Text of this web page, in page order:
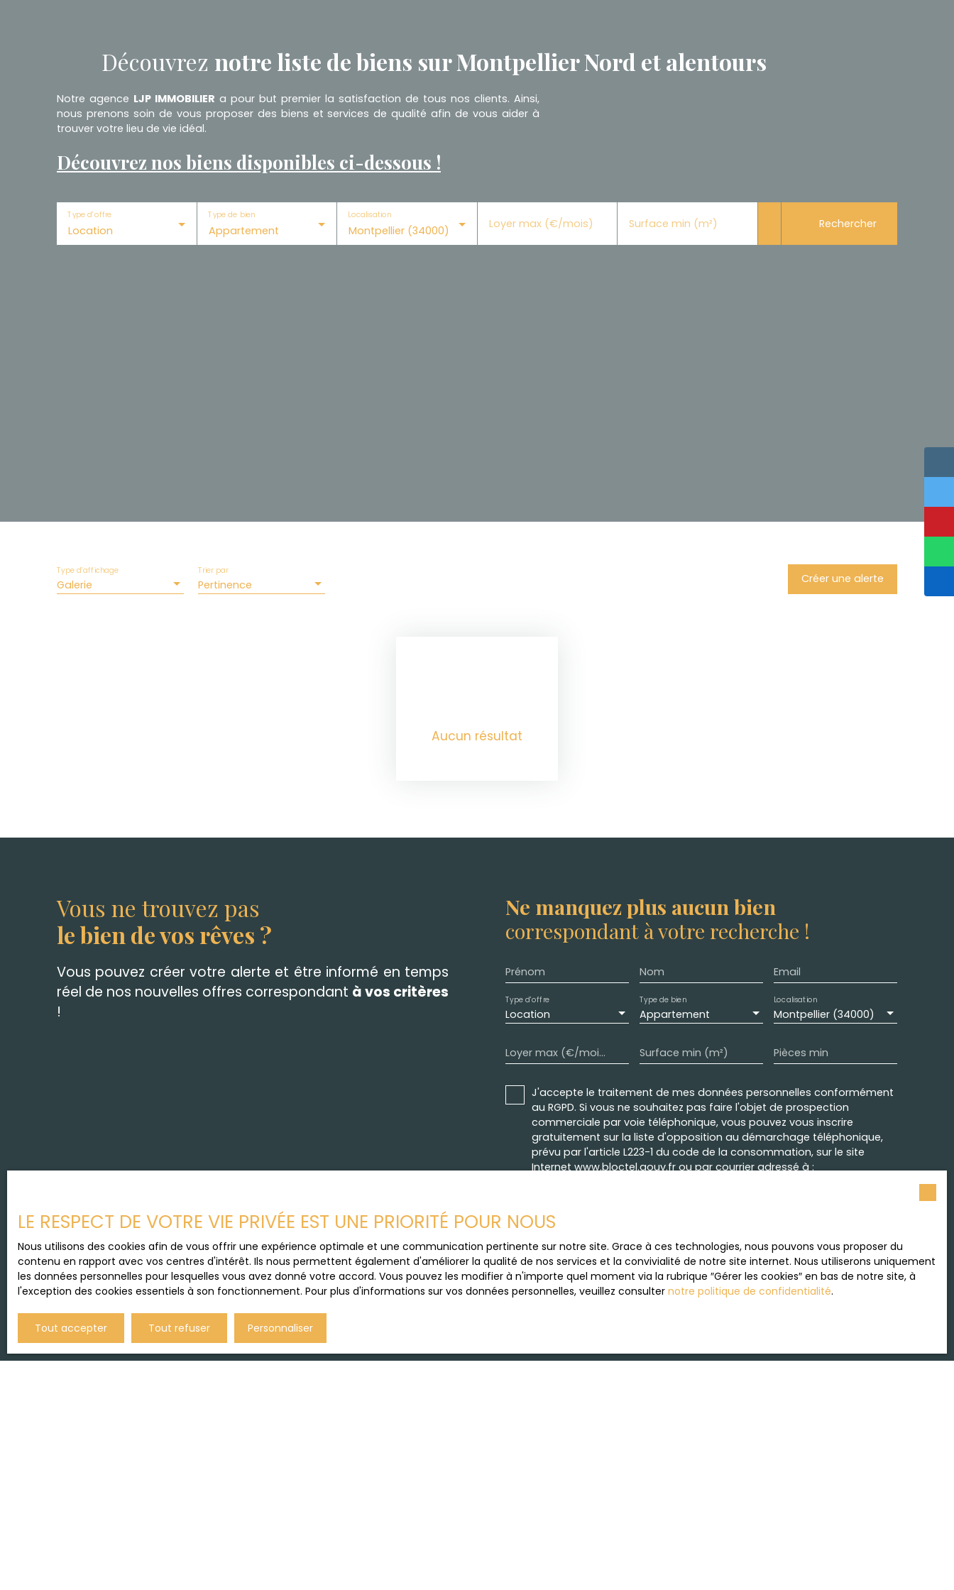
Découvrez notre liste de biens sur Montpellier Nord et alentours
Notre agence LJP IMMOBILIER a pour but premier la satisfaction de tous nos clients. Ainsi,
nous prenons soin de vous proposer des biens et services de qualité afin de vous aider à
trouver votre lieu de vie idéal.
Découvrez nos biens disponibles ci-dessous !
Location
Type d'offre
Appartement
Type de bien
Montpellier (34000)
Localisation
Loyer max (€/mois) Surface min (m²) Rechercher
Galerie
Type d'affichage
Pertinence
Trier par
Créer une alerte
Aucun résultat
Vous ne trouvez pas
le bien de vos rêves ?
Vous pouvez créer votre alerte et être informé en temps
réel de nos nouvelles offres correspondant à vos critères
!
Ne manquez plus aucun bien
correspondant à votre recherche !
Prénom Nom Email
Location
Type d'offre
Appartement
Type de bien
Montpellier (34000)
Localisation
Loyer max (€/mois) Surface min (m²) Pièces min
J'accepte le traitement de mes données personnelles conformément
au RGPD. Si vous ne souhaitez pas faire l'objet de prospection
commerciale par voie téléphonique, vous pouvez vous inscrire
gratuitement sur la liste d'opposition au démarchage téléphonique,
prévu par l'article L223-1 du code de la consommation, sur le site
Internet www.bloctel.gouv.fr ou par courrier adressé à :
Pour en savoir plus sur le traitement de vos données personnelles,
veuillez consulter notre politique de confidentialité.
Recevoir des annonces
LE RESPECT DE VOTRE VIE PRIVÉE EST UNE PRIORITÉ POUR NOUS
Nous utilisons des cookies afin de vous offrir une expérience optimale et une communication pertinente sur notre site. Grace à ces technologies, nous pouvons vous proposer du
contenu en rapport avec vos centres d'intérêt. Ils nous permettent également d'améliorer la qualité de nos services et la convivialité de notre site internet. Nous utiliserons uniquement
les données personnelles pour lesquelles vous avez donné votre accord. Vous pouvez les modifier à n'importe quel moment via la rubrique ″Gérer les cookies″ en bas de notre site, à
l'exception des cookies essentiels à son fonctionnement. Pour plus d'informations sur vos données personnelles, veuillez consulter notre politique de confidentialité.
Tout accepter Tout refuser Personnaliser